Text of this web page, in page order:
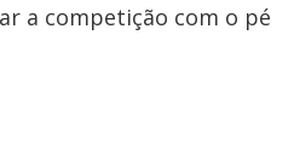
a competição com o pé